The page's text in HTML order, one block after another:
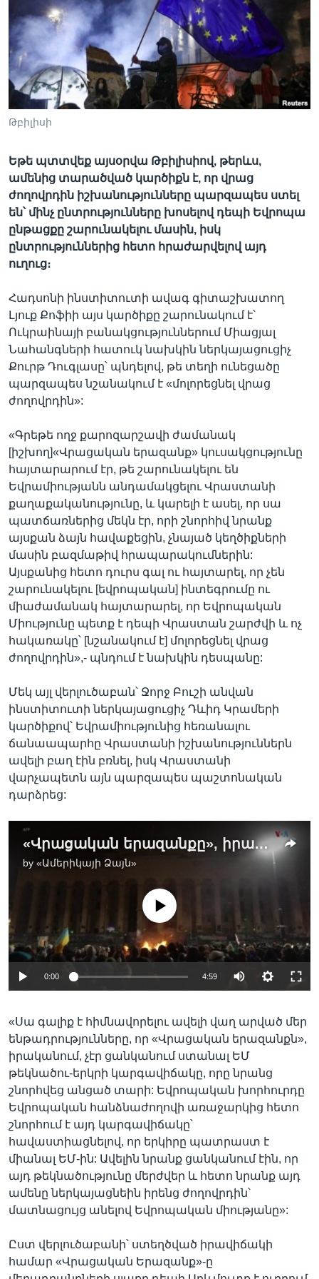
Լեզուներ
Թբիլիսի
Եթե պտտվեք այսօրվա Թբիլիսիով, թերևս,
ամենից տարածված կարծիքն է, որ վրաց
ժողովրդին իշխանությունները պարզապես ստել
են՝ մինչ ընտրությունները խոսելով դեպի Եվրոպա
ընթացքը շարունակելու մասին, իսկ
ընտրություններից հետո հրաժարվելով այդ
ուղուց։
Հադսոնի ինստիտուտի ավագ գիտաշխատող
Լյուք Քոֆիի այս կարծիքը շարունակում է՝
Ուկրաինայի բանակցություններում Միացյալ
Նահանգների հատուկ նախկին ներկայացուցիչ
Քուրթ Դուգլասը՝ պնդելով, թե տեղի ունեցածը
պարզապես նշանակում է «մոլորեցնել վրաց
ժողովրդին»:
«Գրեթե ողջ քարոզարշավի ժամանակ
[իշխող]«Վրացական երազանք» կուսակցությունը
հայտարարում էր, թե շարունակելու են
Եվրամիությանն անդամակցելու Վրաստանի
քաղաքականությունը, և կարելի է ասել, որ սա
պատճառներից մեկն էր, որի շնորհիվ նրանք
այսքան ձայն հավաքեցին, չնայած կեղծիքների
մասին բազմաթիվ հրապարակումներին:
Այսքանից հետո դուրս գալ ու հայտարել, որ չեն
շարունակելու [եվրոպական] ինտեգրումը ու
միաժամանակ հայտարարել, որ Եվրոպական
Միությունը պետք է դեպի Վրաստան շարժվի և ոչ
հակառակը՝ [նշանակում է] մոլորեցնել վրաց
ժողովրդին»,- պնդում է նախկին դեսպանը:
Մեկ այլ վերլուծաբան՝ Ջորջ Բուշի անվան
ինստիտուտի ներկայացուցիչ Դևիդ Կրամերի
կարծիքով՝ Եվրամիությունից հեռանալու
ճանաապարհը Վրաստանի իշխանություններն
ավելի բաղ էին բռնել, իսկ Վրաստանի
վարչապետն այն պարզապես պաշտոնական
դարձրեց:
«Վրացական երազանքը», իրականում, չէր ցանկանում ստանալ ԵՄ թեկնածու-երկրի կարգավիճակը». վերլուծաբան
by «Ամերիկայի Ձայն»
No media source currently available
0:00 4:59
«Սա գալիք է հիմնավորելու ավելի վաղ արված մեր
ենթադրությունները, որ «Վրացական երազանքն»,
իրականում, չէր ցանկանում ստանալ ԵՄ
թեկնածու-երկրի կարգավիճակը, որը նրանց
շնորհվեց անցած տարի: Եվրոպական խորհուրդը
Եվրոպական հանձնաժողովի առաջարկից հետո
շնորհում է այդ կարգավիճակը՝
հավաստիացնելով, որ երկիրը պատրաստ է
միանալ ԵՄ-ին: Ավելին նրանք ցանկանում էին, որ
այդ թեկնածությունը մերժվեր և հետո նրանք այդ
ամենը ներկայացնեին իրենց ժողովրդին՝
մատնացույց անելով Եվրոպական միությանը»:
Ըստ վերլուծաբանի՝ ստեղծված իրավիճակի
համար «Վրացական Երազանք»-ը